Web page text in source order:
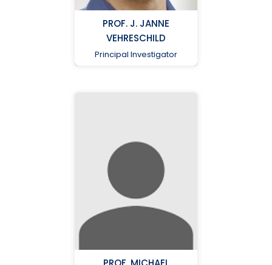
Reese_J@ukw.de
+49 931-201 47322
Universitätsklinikum
PROF. J. JANNE
VEHRESCHILD
Principal Investigator